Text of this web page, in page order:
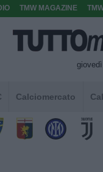
TMW MAGAZINE
Calciomercato